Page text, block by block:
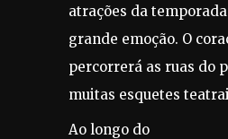
atrações da
grande emoção. O
percorrerá as ruas do
muitas esquetes
Ao longo do